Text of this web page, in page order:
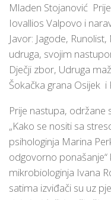
Mladen Stojanović
Iovallios Valpovo i
Javor: Jagode,
udruga, svojim
Dječji zbor, Udruga
Šokačka grana Osijek i
Prije nastupa, održane
„Kako se nositi sa
psihologinja Marina
odgovorno ponašanje“
mikrobiologinja Ivana
satima izviđači su uz